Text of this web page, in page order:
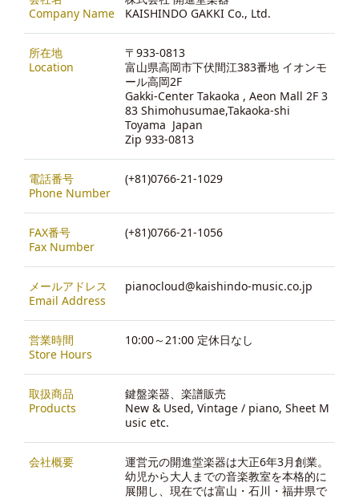
Company Name
KAISHINDO GAKKI Co., Ltd.
所在地
Location
〒933-0813
富山県高岡市下伏間江383番地 イオンモ
ール高岡2F
Gakki-Center Takaoka , Aeon Mall 2F 3
83 Shimohusumae,Takaoka-shi
Toyama Japan
Zip 933-0813
電話番号
Phone Number
(+81)0766-21-1029
FAX番号
Fax Number
(+81)0766-21-1056
メールアドレス
Email Address
pianocloud@kaishindo-music.co.jp
営業時間
Store Hours
10:00～21:00 定休日なし
取扱商品
Products
鍵盤楽器、楽譜販売
New & Used, Vintage / piano, Sheet M
usic etc.
会社概要
運営元の開進堂楽器は大正6年3月創業。
幼児から大人までの音楽教室を本格的に
展開し、現在では富山・石川・福井県で